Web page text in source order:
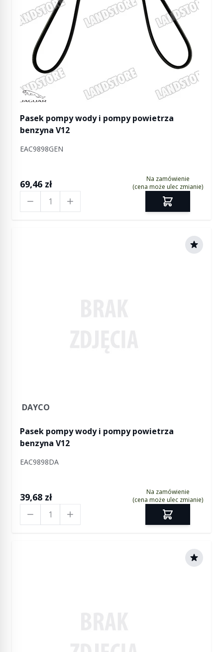
Manufactured by Jaguar
Pasek pompy wody i pompy powietrza
benzyna V12
EAC9898GEN
69,46 zł
Na zamówienie
(cena może ulec zmianie)
DAYCO
Pasek pompy wody i pompy powietrza
benzyna V12
EAC9898DA
39,68 zł
Na zamówienie
(cena może ulec zmianie)